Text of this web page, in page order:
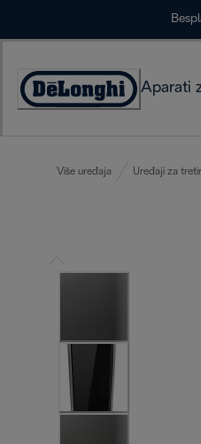
Accessibility
Aparati
Više uređaja Uređaji za